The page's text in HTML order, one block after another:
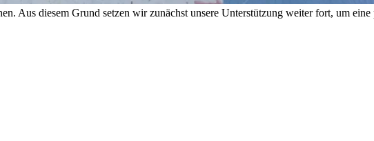
Aus diesem Grund setzen wir zunächst unsere Unterstützung weiter fort, um